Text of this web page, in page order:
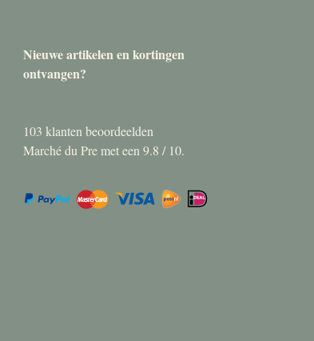
Nieuwe artikelen en kortingen
ontvangen?
103 klanten beoordeelden
Marché du Pre met een 9.8 / 10.